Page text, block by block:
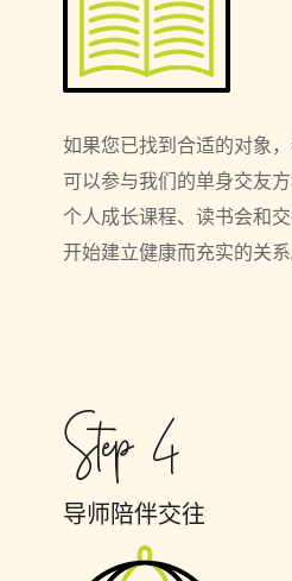
如果您已找到合适的对象
可以参与我们的单身交友
个人成长课程、读书会和
开始建立健康而充实的关系
Step 4
导师陪伴交往